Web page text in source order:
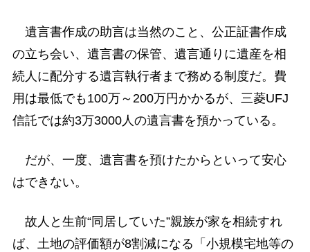
遺言書作成の助言は当然のこと、公正証書作成
の立ち会い、遺言書の保管、遺言通りに遺産を相
続人に配分する遺言執行者まで務める制度だ。費
用は最低でも100万～200万円かかるが、三菱UFJ
信託では約3万3000人の遺言書を預かっている。
だが、一度、遺言書を預けたからといって安心
はできない。
故人と生前“同居していた”親族が家を相続すれ
ば、土地の評価額が8割減になる「小規模宅地等の